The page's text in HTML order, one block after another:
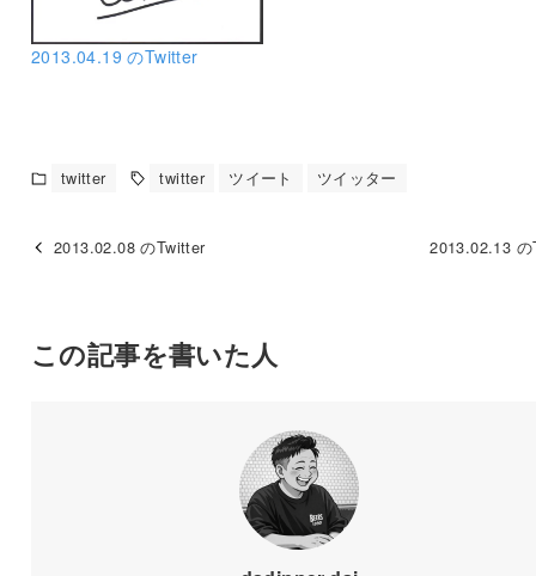
2013.04.19 のTwitter
twitter twitter ツイート ツイッター
2013.02.08 のTwitter 2013.02.13
この記事を書いた人